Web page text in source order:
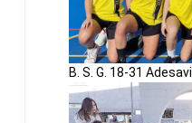
B. S. G. 18-31 Adesavi